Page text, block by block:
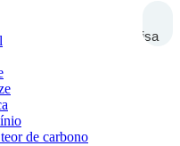
Pesquisa
de carbono